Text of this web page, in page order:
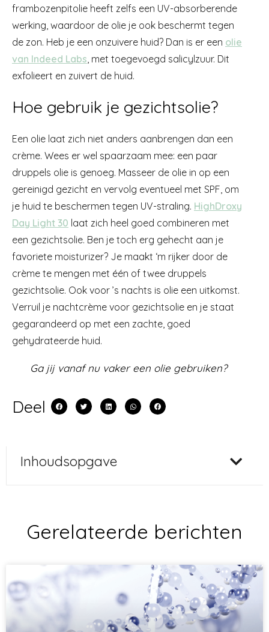
frambozenpitolie heeft zelfs een UV-absorberende
werking, waardoor de olie je ook beschermt tegen
de zon. Heb je een onzuivere huid? Dan is er een olie
van Indeed Labs, met toegevoegd salicylzuur. Dit
exfolieert en zuivert de huid.
Hoe gebruik je gezichtsolie?
Een olie laat zich niet anders aanbrengen dan een
crème. Wees er wel spaarzaam mee: een paar
druppels olie is genoeg. Masseer de olie in op een
gereinigd gezicht en vervolg eventueel met SPF, om
je huid te beschermen tegen UV-straling. HighDroxy
Day Light 30 laat zich heel goed combineren met
een gezichtsolie. Ben je toch erg gehecht aan je
favoriete moisturizer? Je maakt ‘m rijker door de
crème te mengen met één of twee druppels
gezichtsolie. Ook voor ’s nachts is olie een uitkomst.
Verruil je nachtcrème voor gezichtsolie en je staat
gegarandeerd op met een zachte, goed
gehydrateerde huid.
Ga jij vanaf nu vaker een olie gebruiken?
Deel
Inhoudsopgave
Gerelateerde berichten